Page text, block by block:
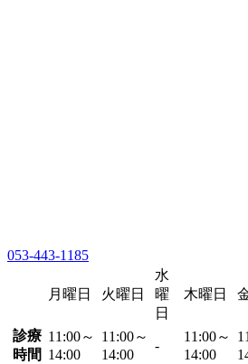
053-443-1185
月曜日 火曜日
水
曜
日
木曜日
診療
時間
11:00～
14:00
11:00～
14:00
-
11:00～
14:00